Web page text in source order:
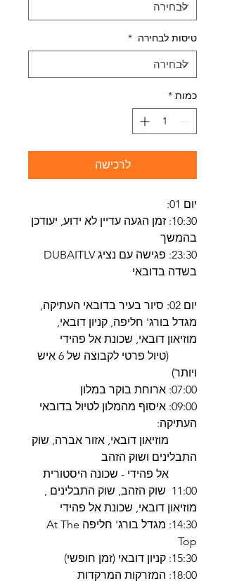
טיסות לבחירה *
כמות *
לרכישה
יום 01:
10:30: זמן הגעה עדיין לא ידוע, יעודכן
בהמשך
23:30: פגישה עם נציג DUBAITLV
בשדה בדובאי
יום 02: סיור בעיר בדובאי העתיקה,
מגדל בורג' חליפה, קניון דובאי,
מוזיאון דובאי, שכונת אל פהידי
(טיול פרטי לקבוצה של 6 איש
ויותר)
07:00: ארוחת בוקר במלון
09:00: איסוף מהמלון לטיול בדובאי
העתיקה:
מוזיאון דובאי, אזור אברה, שוק
התבלינים ושוק הזהב
אל פהידי - שכונה היסטורית
11:00 שוק הזהב, שוק התבלינים ,
מוזיאון דובאי, שכונת אל פהידי
14:30: מגדל בורג' חליפה At The
Top
15:30: קניון דובאי (זמן חופשי)
18:00: המזרקות המרקדות